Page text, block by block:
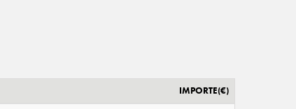
IMPORTE(€)